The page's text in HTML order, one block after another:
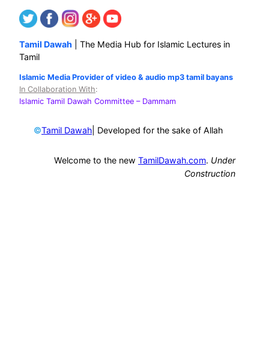
Tamil Dawah | The Media Hub for Islamic Lectures in
Tamil
Islamic Media Provider of video & audio mp3 tamil bayans
In Collaboration With:
Islamic Tamil Dawah Committee – Dammam
©Tamil Dawah | Developed for the sake of Allah
Welcome to the new TamilDawah.com. Under
Construction